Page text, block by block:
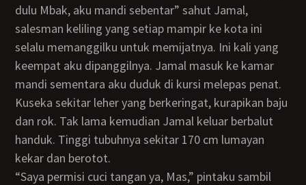
dulu Mbak, aku mandi sebentar” sahut Jamal,
salesman keliling yang setiap mampir ke kota ini
selalu memanggilku untuk memijatnya. Ini kali yang
keempat aku dipanggilnya. Jamal masuk ke kamar
mandi sementara aku duduk di kursi melepas penat.
Kuseka sekitar leher yang berkeringat, kurapikan baju
dan rok. Tak lama kemudian Jamal keluar berbalut
handuk. Tinggi tubuhnya sekitar 170 cm lumayan
kekar dan berotot.
“Saya permisi cuci tangan ya, Mas,” pintaku sambil